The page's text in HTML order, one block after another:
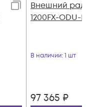
Внешний
1200FX-ODU-
В наличии: 1 шт
97 365 ₽